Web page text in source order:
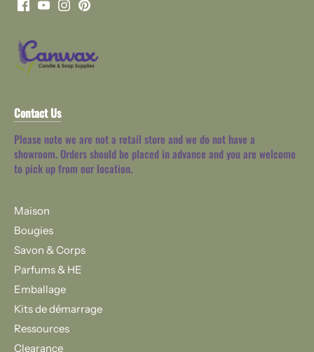
Contact Us
Please note we are not a retail store and we do not have a
showroom. Orders should be placed in advance and you are welcome
to pick up from our location.
Maison
Bougies
Savon & Corps
Parfums & HE
Emballage
Kits de démarrage
Ressources
Clearance